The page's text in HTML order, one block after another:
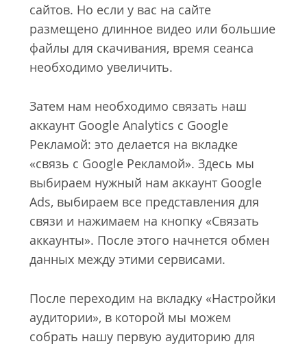
сайтов. Но если у вас на сайте
размещено длинное видео или большие
файлы для скачивания, время сеанса
необходимо увеличить.
Затем нам необходимо связать наш
аккаунт Google Analytics с Google
Рекламой: это делается на вкладке
«связь с Google Рекламой». Здесь мы
выбираем нужный нам аккаунт Google
Ads, выбираем все представления для
связи и нажимаем на кнопку «Связать
аккаунты». После этого начнется обмен
данных между этими сервисами.
После переходим на вкладку «Настройки
аудитории», в которой мы можем
собрать нашу первую аудиторию для